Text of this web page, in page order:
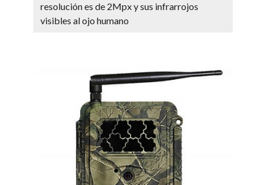
resolución es de 2Mpx y sus infrarrojos
visibles al ojo humano